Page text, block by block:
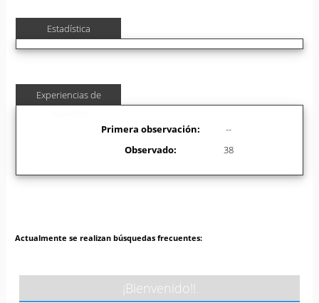
Estadística
Experiencias de
Primera observación:
--
Observado:
38
Actualmente se realizan búsquedas frecuentes:
¡Bienvenido!!